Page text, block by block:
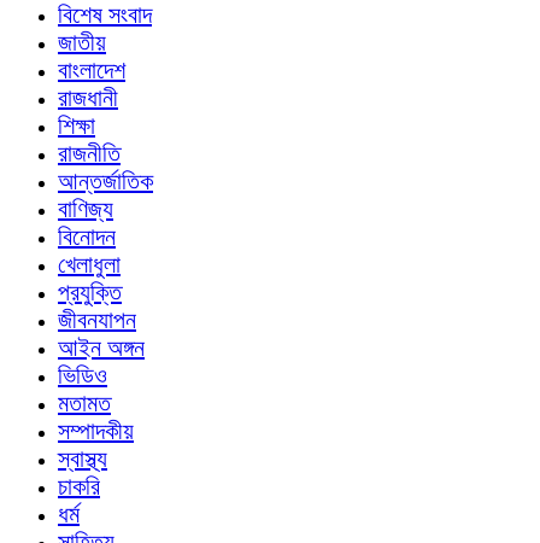
বিশেষ সংবাদ
জাতীয়
বাংলাদেশ
রাজধানী
শিক্ষা
রাজনীতি
আন্তর্জাতিক
বাণিজ্য
বিনোদন
খেলাধুলা
প্রযুক্তি
জীবনযাপন
আইন অঙ্গন
ভিডিও
মতামত
সম্পাদকীয়
স্বাস্থ্য
চাকরি
ধর্ম